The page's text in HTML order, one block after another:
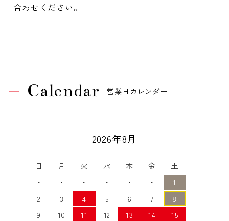
合わせください。
Calendar 営業日カレンダー
2026年8月
日 月 火 水 木 金
土
・
・ ・ ・ ・ ・
1
2
3 4 5 6 7
8
9
10 11 12 13 14
15